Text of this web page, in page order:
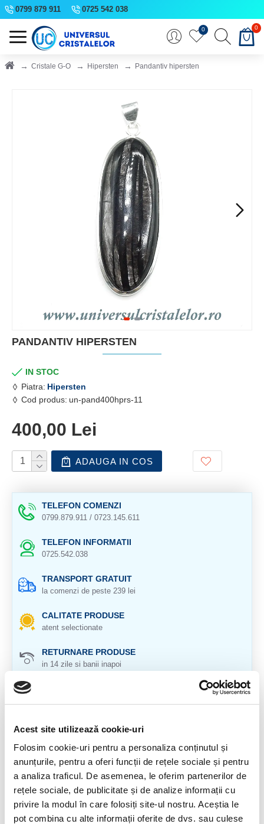
Acest site utilizează cookie-uri
Folosim cookie-uri pentru a personaliza conținutul și
anunțurile, pentru a oferi funcții de rețele sociale și pentru
a analiza traficul. De asemenea, le oferim partenerilor de
rețele sociale, de publicitate și de analize informații cu
privire la modul în care folosiți site-ul nostru. Aceștia le
pot combina cu alte informații oferite de dvs. sau culese
0799 879 911 0725 542 038
0 0
Cristale G-O Hipersten Pandantiv hipersten
PANDANTIV HIPERSTEN
IN STOC
Piatra: Hipersten
Cod produs: un-pand400hprs-11
400,00 Lei
ADAUGA IN COS
TELEFON COMENZI
0799.879.911 / 0723.145.611
TELEFON INFORMATII
0725.542.038
TRANSPORT GRATUIT
la comenzi de peste 239 lei
CALITATE PRODUSE
atent selectionate
RETURNARE PRODUSE
in 14 zile si banii inapoi
DESCRIERE PRODUS
Pandantiv hipersten.
Cristal natural 100 %.
Pozele sunt realizate cu aparat profesionist sub lumina alba.
Culoare poate diferi usor, in functie de rezolutia